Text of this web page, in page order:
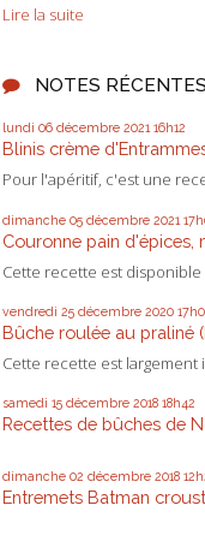
Lire la suite
NOTES RÉCENTES
lundi 06 décembre 2021 16h12
Blinis crème
Pour l'apéritif, c'est une
dimanche 05 décembre 2021
Couronne pain d'épices,
Cette recette est disponible
vendredi 25 décembre 2020
Bûche roulée au praliné
Cette recette est largement
samedi 15 décembre 2018 18h42
Recettes de bûches de
dimanche 02 décembre 2018
Entremets Batman